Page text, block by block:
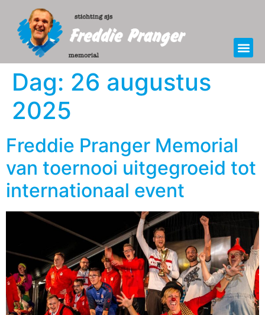
Dag: 26 augustus
2025
Freddie Pranger Memorial
van toernooi uitgegroeid tot
internationaal event